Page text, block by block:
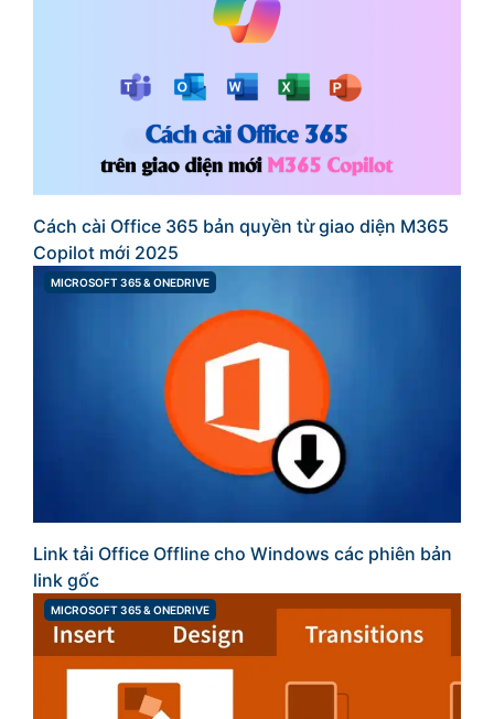
Cách cài Office 365 bản quyền từ giao diện M365
Copilot mới 2025
CATEGORIES
MICROSOFT 365 & ONEDRIVE
Link tải Office Offline cho Windows các phiên bản
link gốc
CATEGORIES
MICROSOFT 365 & ONEDRIVE